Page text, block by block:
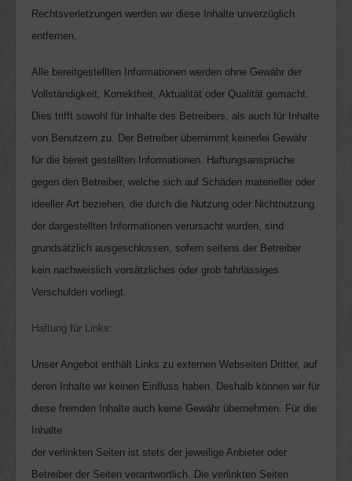
Rechtsverletzungen werden wir diese Inhalte unverzüglich
entfernen.
Alle bereitgestellten Informationen werden ohne Gewähr der
Vollständigkeit, Korrektheit, Aktualität oder Qualität gemacht.
Dies trifft sowohl für Inhalte des Betreibers, als auch für Inhalte
von Benutzern zu. Der Betreiber übernimmt keinerlei Gewähr
für die bereit gestellten Informationen. Haftungsansprüche
gegen den Betreiber, welche sich auf Schäden materieller oder
ideeller Art beziehen, die durch die Nutzung oder Nichtnutzung
der dargestellten Informationen verursacht wurden, sind
grundsätzlich ausgeschlossen, sofern seitens der Betreiber
kein nachweislich vorsätzliches oder grob fahrlässiges
Verschulden vorliegt.
Haftung für Links:
Unser Angebot enthält Links zu externen Webseiten Dritter, auf
deren Inhalte wir keinen Einfluss haben. Deshalb können wir für
diese fremden Inhalte auch keine Gewähr übernehmen. Für die
Inhalte
der verlinkten Seiten ist stets der jeweilige Anbieter oder
Betreiber der Seiten verantwortlich. Die verlinkten Seiten